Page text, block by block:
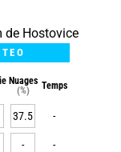
de Hostovice
Nuages
(%)
Temps
37.5 -
- -